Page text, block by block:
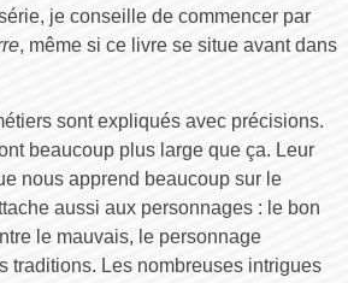
je conseille de commencer par
, même si ce livre se situe avant dans
sont expliqués avec précisions.
beaucoup plus large que ça. Leur
nous apprend beaucoup sur le
aussi aux personnages : le bon
le mauvais, le personnage
traditions. Les nombreuses intrigues